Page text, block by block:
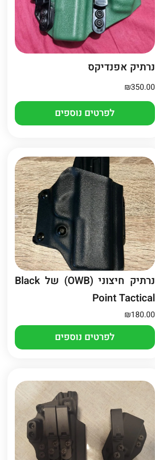
נרתיק אפנדיקס
₪350.00
לפרטים נוספים
נרתיק חיצוני (OWB) של Black
Point Tactical
₪180.00
לפרטים נוספים